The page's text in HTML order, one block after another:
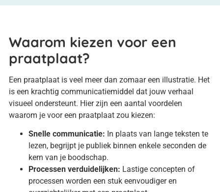
Waarom kiezen voor een
praatplaat?
Een praatplaat is veel meer dan zomaar een illustratie. Het
is een krachtig communicatiemiddel dat jouw verhaal
visueel ondersteunt. Hier zijn een aantal voordelen
waarom je voor een praatplaat zou kiezen:
Snelle communicatie: In plaats van lange teksten te
lezen, begrijpt je publiek binnen enkele seconden de
kern van je boodschap.
Processen verduidelijken: Lastige concepten of
processen worden een stuk eenvoudiger en